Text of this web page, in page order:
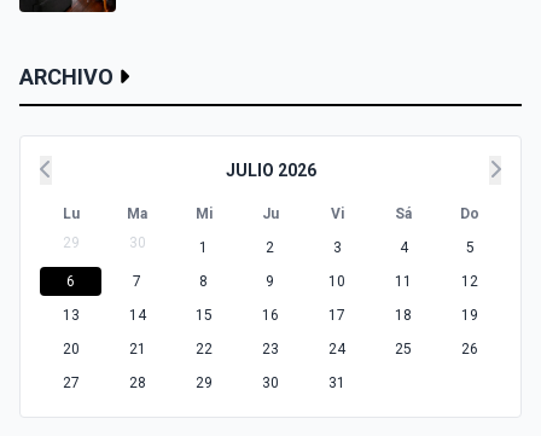
ARCHIVO
JULIO 2026
Lu Ma Mi Ju Vi Sá
Do
29
30 1 2 3 4
5
6
7 8 9 10 11
12
13
14 15 16 17 18
19
20
21 22 23 24 25
26
27
28 29 30 31